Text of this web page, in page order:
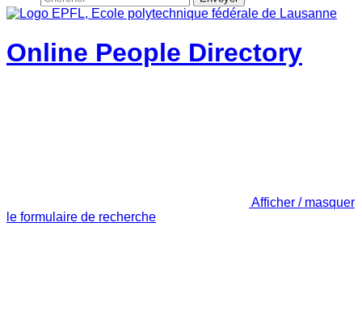
Online People Directory
Afficher / masquer
le formulaire de recherche